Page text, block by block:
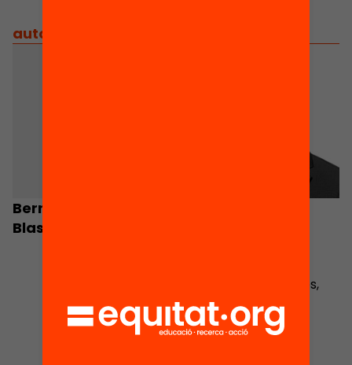
autors
Bernat Albaigés
Blasi
polítiques educatives,
desigualtats i
estratègies
d’ensenyament